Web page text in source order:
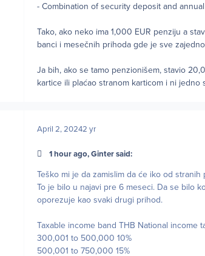
- Combination of security deposit and
Tako, ako neko ima 1,000 EUR penziju a
banci i mesečnih prihoda gde je sve
Ja bih, ako se tamo penzionišem, stavio
kartice ili plaćao stranom karticom i ni
April 2, 20242 yr
1 hour ago, Ginter said:
Teško mi je da zamislim da će iko od
To je bilo u najavi pre 6 meseci. Da se bilo
oporezuje kao svaki drugi prihod.
Taxable income band THB National income
300,001 to 500,000 10%
500,001 to 750,000 15%